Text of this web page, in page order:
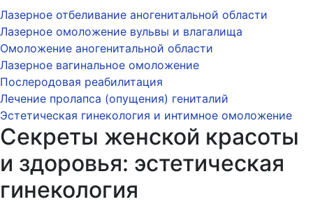
Лазерное отбеливание аногенитальной области
Лазерное омоложение вульвы и влагалища
Омоложение аногенитальной области
Лазерное вагинальное омоложение
Послеродовая реабилитация
Лечение пролапса (опущения) гениталий
Эстетическая гинекология и интимное омоложение
Секреты женской красоты
и здоровья: эстетическая
гинекология